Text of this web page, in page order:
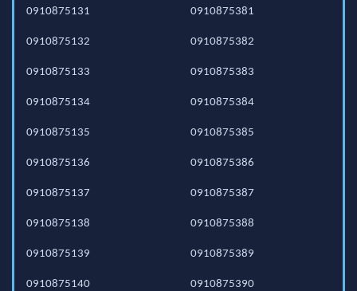
0910875131
0910875132
0910875133
0910875134
0910875135
0910875136
0910875137
0910875138
0910875139
0910875140
0910875381
0910875382
0910875383
0910875384
0910875385
0910875386
0910875387
0910875388
0910875389
0910875390